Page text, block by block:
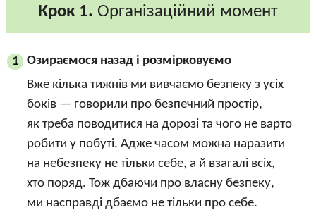
Крок 1. Організаційний момент
1
Озираємося назад і розмірковуємо
Вже кілька тижнів ми вивчаємо безпеку з усіх
боків — говорили про безпечний простір,
як треба поводитися на дорозі та чого не варто
робити у побуті. Адже часом можна наразити
на небезпеку не тільки себе, а й взагалі всіх,
хто поряд. Тож дбаючи про власну безпеку,
ми насправді дбаємо не тільки про себе.